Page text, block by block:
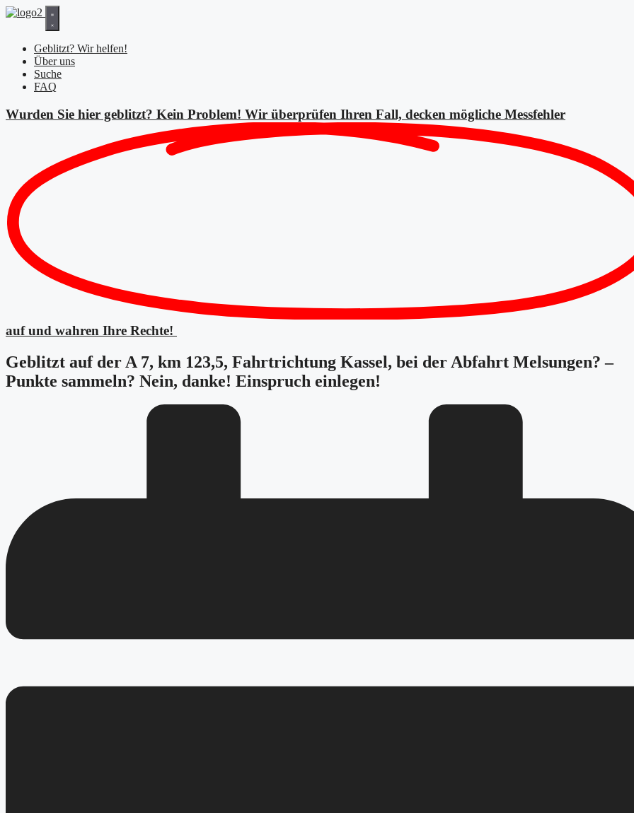
Zum
Geblitzt? Wir helfen!
Über uns
Suche
FAQ
Wurden Sie hier geblitzt? Kein Problem! Wir überprüfen Ihren Fall, decken mögliche Messfehler
auf und wahren Ihre Rechte!
Geblitzt auf der A 7, km 123,5, Fahrtrichtung Kassel, bei der Abfahrt Melsungen? –
Punkte sammeln? Nein, danke! Einspruch einlegen!